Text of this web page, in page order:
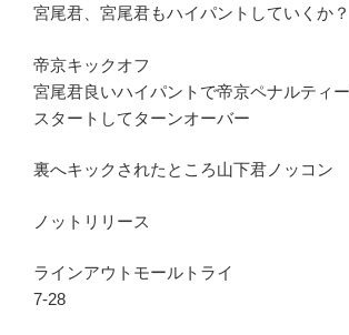
宮尾君、宮尾君もハイパントしていくか？
帝京キックオフ
宮尾君良いハイパントで帝京ペナルティ
スタートしてターンオーバー
裏へキックされたところ山下君ノッコン
ノットリリース
ラインアウトモールトライ
7-28